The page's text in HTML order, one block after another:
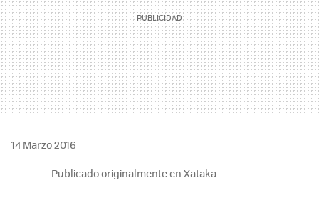
14 Marzo 2016
Publicado originalmente en Xataka